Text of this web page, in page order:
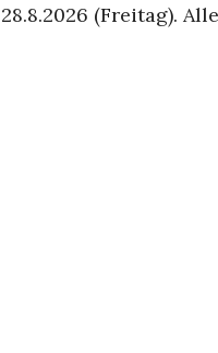
28.8.2026 (Freitag).